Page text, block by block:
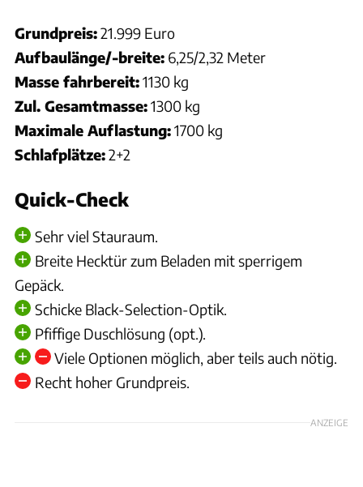
Grundpreis:21.999 Euro
Aufbaulänge/-breite: 6,25/2,32 Meter
Masse fahrbereit:1130 kg
Zul. Gesamtmasse:1300 kg
Maximale Auflastung:1700 kg
Schlafplätze:2+2
Quick-Check
Sehr viel Stauraum.
Breite Hecktür zum Beladen mit sperrigem
Gepäck.
Schicke Black-Selection-Optik.
Pfiffige Duschlösung (opt.).
Viele Optionen möglich, aber teils auch nötig.
Recht hoher Grundpreis.
ANZEIGE